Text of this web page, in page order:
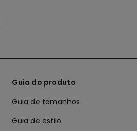
Guia do produto
Guia de tamanhos
Guia de estilo